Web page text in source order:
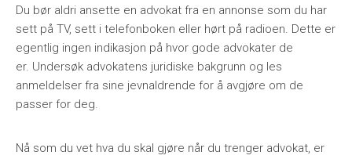
Du bør aldri ansette en advokat fra en annonse som du har
sett på TV, sett i telefonboken eller hørt på radioen. Dette er
egentlig ingen indikasjon på hvor gode advokater de
er. Undersøk advokatens juridiske bakgrunn og les
anmeldelser fra sine jevnaldrende for å avgjøre om de
passer for deg.
Nå som du vet hva du skal gjøre når du trenger advokat, er